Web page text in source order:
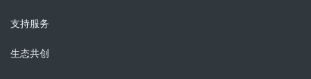
支持服务
生态共创